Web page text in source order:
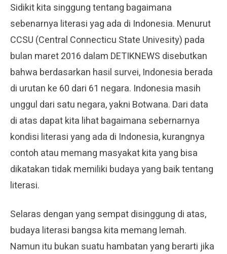
Sidikit kita singgung tentang bagaimana
sebenarnya literasi yag ada di Indonesia. Menurut
CCSU (Central Connecticu State Univesity) pada
bulan maret 2016 dalam DETIKNEWS disebutkan
bahwa berdasarkan hasil survei, Indonesia berada
di urutan ke 60 dari 61 negara. Indonesia masih
unggul dari satu negara, yakni Botwana. Dari data
di atas dapat kita lihat bagaimana sebernarnya
kondisi literasi yang ada di Indonesia, kurangnya
contoh atau memang masyakat kita yang bisa
dikatakan tidak memiliki budaya yang baik tentang
literasi.
Selaras dengan yang sempat disinggung di atas,
budaya literasi bangsa kita memang lemah.
Namun itu bukan suatu hambatan yang berarti jika